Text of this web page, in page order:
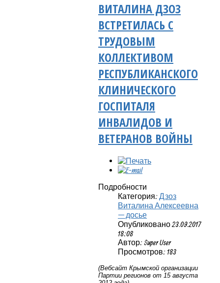
ВИТАЛИНА ДЗОЗ
ВСТРЕТИЛАСЬ С
ТРУДОВЫМ
КОЛЛЕКТИВОМ
РЕСПУБЛИКАНСКОГО
КЛИНИЧЕСКОГО
ГОСПИТАЛЯ
ИНВАЛИДОВ И
ВЕТЕРАНОВ ВОЙНЫ
Подробности
Категория: Дзоз
Виталина Алексеевна
— досье
Опубликовано 23.09.2017
18:08
Автор: Super User
Просмотров: 183
(Вебсайт Крымской организации
Партии регионов от 15 августа